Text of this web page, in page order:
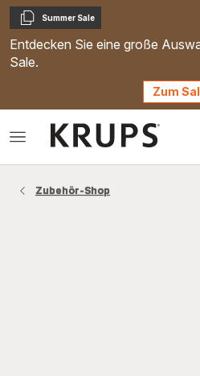
Kopieren
Summer Sale
Entdecken Sie eine große
Sale.
Zum
Das
Zubehör-Shop